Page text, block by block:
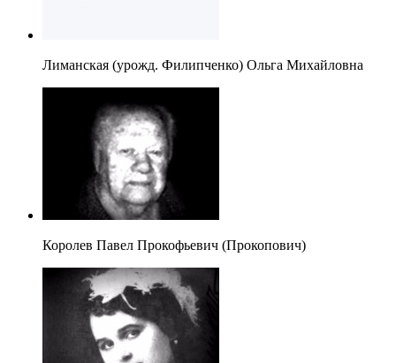
Лиманская (урожд. Филипченко) Ольга Михайловна
Королев Павел Прокофьевич (Прокопович)